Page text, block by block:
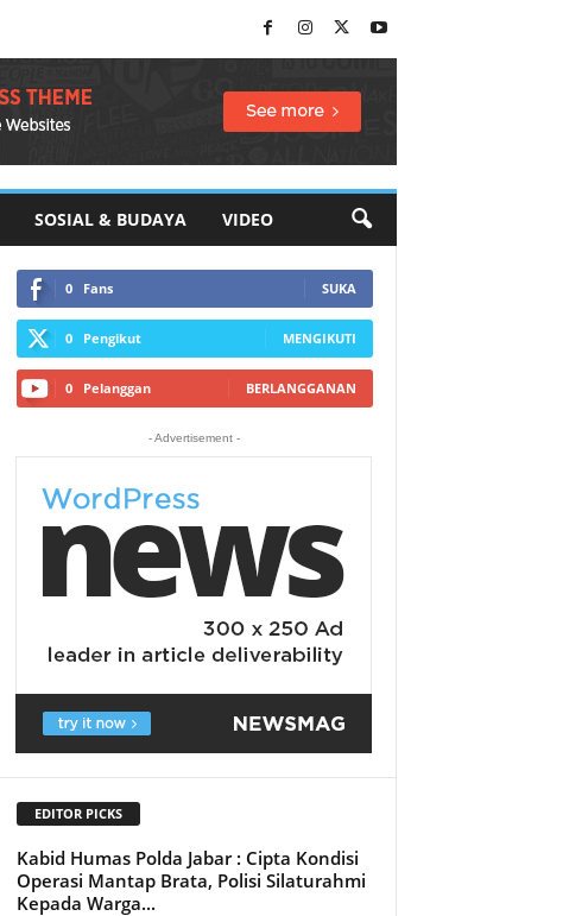
SOSIAL & BUDAYA VIDEO
0 Fans SUKA
0 Pengikut MENGIKUTI
0 Pelanggan BERLANGGANAN
- Advertisement -
EDITOR PICKS
Kabid Humas Polda Jabar : Cipta Kondisi
Operasi Mantap Brata, Polisi Silaturahmi
Kepada Warga...